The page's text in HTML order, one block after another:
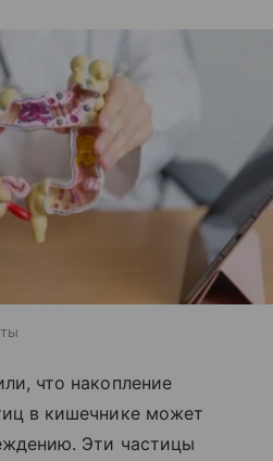
что накопление
в кишечнике может
Эти частицы